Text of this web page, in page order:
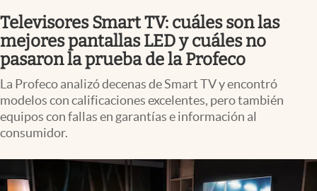
Pc y celular
Vida y estilo
Tv
Clima
Mediakit
Televisores Smart TV: cuáles son las
mejores pantallas LED y cuáles no
pasaron la prueba de la Profeco
La Profeco analizó decenas de Smart TV y encontró
modelos con calificaciones excelentes, pero también
equipos con fallas en garantías e información al
consumidor.